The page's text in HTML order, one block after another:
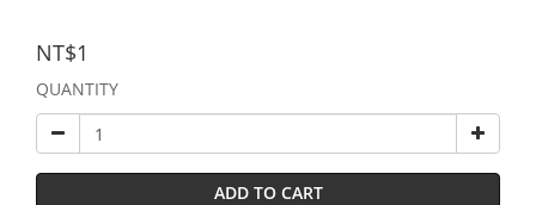
NT$1
QUANTITY
ADD TO CART